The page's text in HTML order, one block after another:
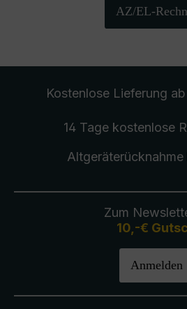
AZ/EL-
Kostenlose Lieferung
14 Tage kostenlose
Altgeräterücknahme
Zum
10,-€
Anmelden